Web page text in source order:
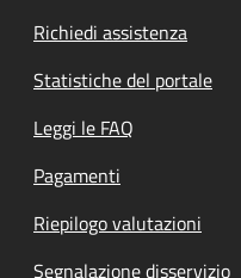
Richiedi assistenza
Statistiche del portale
Leggi le FAQ
Pagamenti
Riepilogo valutazioni
Segnalazione disservizio